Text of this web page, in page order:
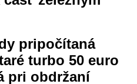
pripočítaná
turbo 50 euro
pri obdržaní